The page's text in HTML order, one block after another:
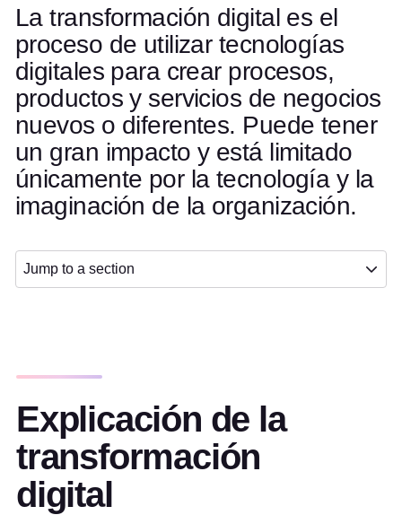
La transformación digital es el
proceso de utilizar tecnologías
digitales para crear procesos,
productos y servicios de negocios
nuevos o diferentes. Puede tener
un gran impacto y está limitado
únicamente por la tecnología y la
imaginación de la organización.
Jump to a section
Explicación de la
transformación
digital